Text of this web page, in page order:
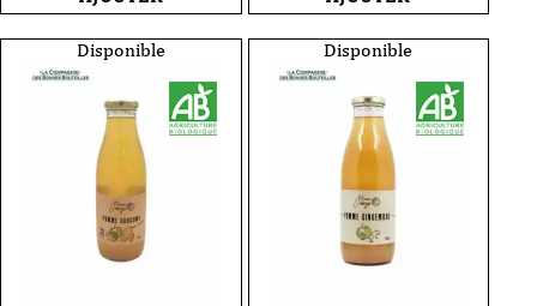
Bonne
-
Jus
Pomme
Betterave
75
Bonne
-
élixir
Gingembre
25
cl
Disponible Disponible